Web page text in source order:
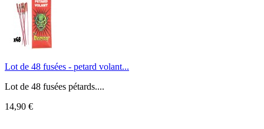
Lot de 48 fusées - petard volant...
Lot de 48 fusées pétards....
14,90 €